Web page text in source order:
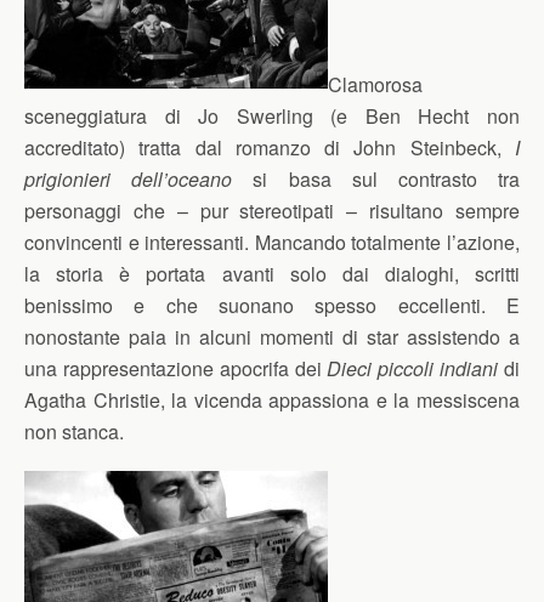
Clamorosa
sceneggiatura di Jo Swerling (e Ben Hecht non
accreditato) tratta dal romanzo di John Steinbeck, I
prigionieri dell’oceano si basa sul contrasto tra
personaggi che – pur stereotipati – risultano sempre
convincenti e interessanti. Mancando totalmente l’azione,
la storia è portata avanti solo dai dialoghi, scritti
benissimo e che suonano spesso eccellenti. E
nonostante paia in alcuni momenti di star assistendo a
una rappresentazione apocrifa deiDieci piccoli indiani di
Agatha Christie, la vicenda appassiona e la messiscena
non stanca.